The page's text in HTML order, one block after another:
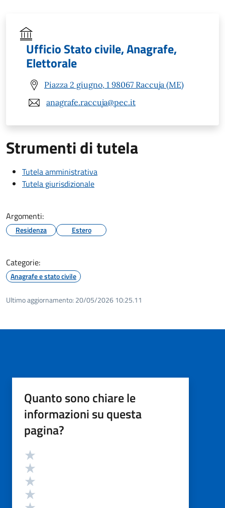
Ufficio Stato civile, Anagrafe,
Elettorale
Piazza 2 giugno, 1 98067 Raccuja (ME)
anagrafe.raccuja@pec.it
Strumenti di tutela
Tutela amministrativa
Tutela giurisdizionale
Argomenti:
Residenza Estero
Categorie:
Anagrafe e stato civile
Ultimo aggiornamento: 20/05/2026 10:25.11
Quanto sono chiare le
informazioni su questa
pagina?
Valutazione